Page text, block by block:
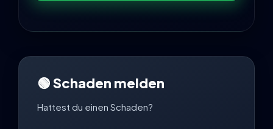
🟢 Schaden melden
Hattest du einen Schaden?